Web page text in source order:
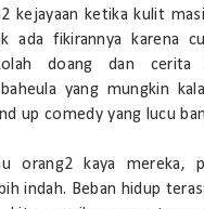
kejayaan ketika kulit
ada fikirannya karena
doang dan cerita
yang mungkin
up comedy yang lucu
orang2 kaya mereka,
indah. Beban hidup